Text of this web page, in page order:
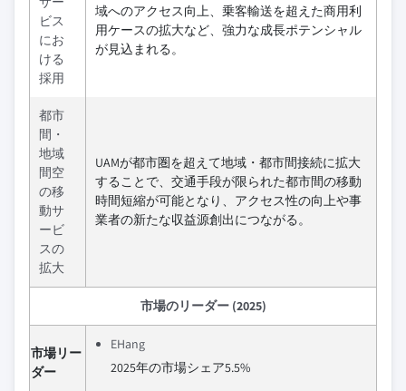
ビス
にお
ける
採用
域へのアクセス向上、乗客輸送を超えた商用利
用ケースの拡大など、強力な成長ポテンシャル
が見込まれる。
都市
間・
地域
間空
の移
動サ
ービ
スの
拡大
UAMが都市圏を超えて地域・都市間接続に拡大
することで、交通手段が限られた都市間の移動
時間短縮が可能となり、アクセス性の向上や事
業者の新たな収益源創出につながる。
市場のリーダー (2025)
市場リー
ダー
EHang
2025年の市場シェア5.5%